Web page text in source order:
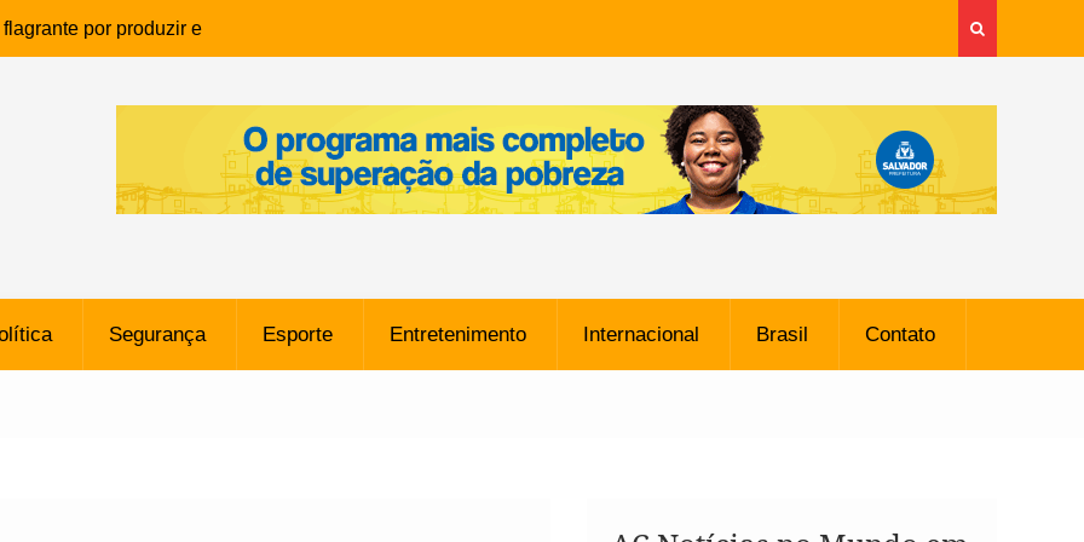
por produzir e
infantil em Eunápolis
morreu após ataque
sem restrições e pode
o Vasco
SpaceX Colide com a Lua
Segurança Esporte Entretenimento Internacional Brasil Contato